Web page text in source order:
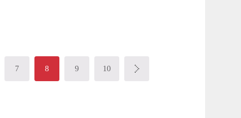
由省、自治区、直辖市人民政府根据人均耕地面积和经
会常务委员会决定，并报全国人民代表大会常务委员会
水平，不得低于本法所附《各省、自治区、直辖市耕地
7 8 9 10